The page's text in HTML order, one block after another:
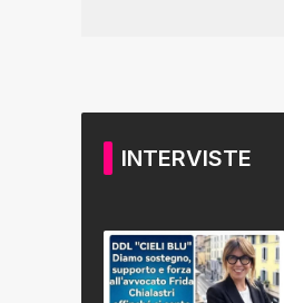
INTERVISTE